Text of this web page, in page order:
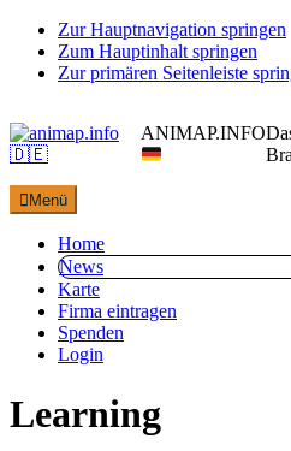
Zur Hauptnavigation springen
Zum Hauptinhalt springen
Zur primären Seitenleiste
ANIMAP.INFO
Menü
Home
News
Karte
Firma eintragen
Spenden
Login
Learning